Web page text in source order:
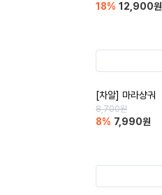
18% 12,900원
[차알] 마라샹궈
8,700원
8% 7,990원